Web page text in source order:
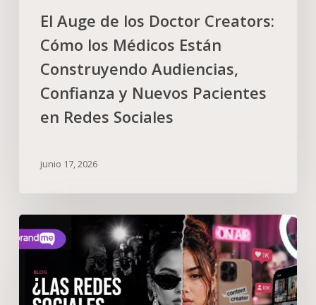
El Auge de los Doctor Creators:
Cómo los Médicos Están
Construyendo Audiencias,
Confianza y Nuevos Pacientes
en Redes Sociales
junio 17, 2026